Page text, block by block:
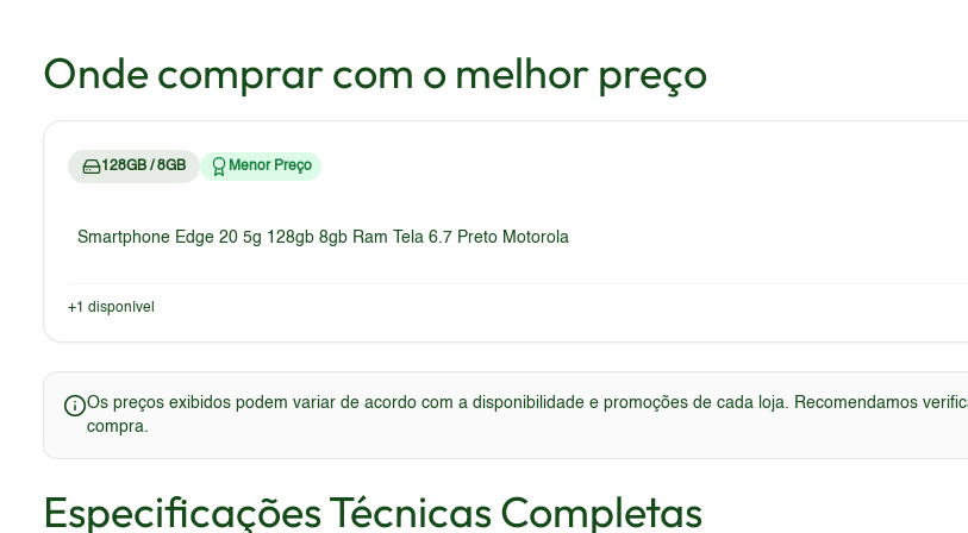
Onde comprar com o melhor preço
128GB / 8GB Menor Preço
Smartphone Edge 20 5g 128gb 8gb Ram Tela 6.7 Preto Motorola
+1 disponível
Os preços exibidos podem variar de acordo com a disponibilidade e promoções de cada loja. Recomendamos
compra.
Especificações Técnicas Completas